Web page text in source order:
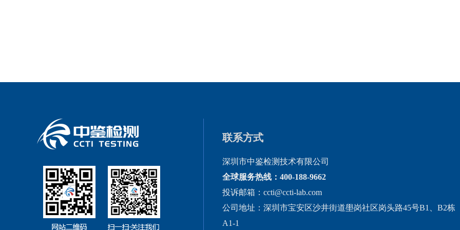
联系方式
深圳市中鉴检测技术有限公司
全球服务热线：400-188-9662
投诉邮箱：ccti@ccti-lab.com
公司地址：深圳市宝安区沙井街道壆岗社区岗头路45号B1、B2栋
A1-1